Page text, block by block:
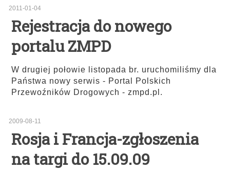
2011-01-04
Rejestracja do nowego
portalu ZMPD
W drugiej połowie listopada br. uruchomiliśmy dla
Państwa nowy serwis - Portal Polskich
Przewoźników Drogowych - zmpd.pl.
2009-08-11
Rosja i Francja-zgłoszenia
na targi do 15.09.09